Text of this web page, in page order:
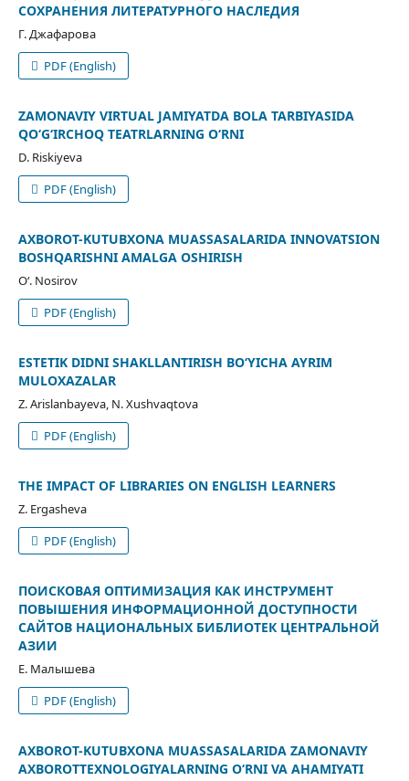
СОХРАНЕНИЯ ЛИТЕРАТУРНОГО НАСЛЕДИЯ
Г. Джафарова
PDF (English)
ZAMONAVIY VIRTUAL JAMIYATDA BOLA TARBIYASIDA
QO‘G‘IRCHOQ TEATRLARNING O‘RNI
D. Riskiyeva
PDF (English)
AXBOROT-KUTUBXONA MUASSASALARIDA INNOVATSION
BOSHQARISHNI AMALGA OSHIRISH
О‘. Nosirov
PDF (English)
ESTETIK DIDNI SHAKLLANTIRISH BО‘YICHA AYRIM
MULOXAZALAR
Z. Arislanbayeva, N. Xushvaqtova
PDF (English)
THE IMPACT OF LIBRARIES ON ENGLISH LEARNERS
Z. Ergasheva
PDF (English)
ПОИСКОВАЯ ОПТИМИЗАЦИЯ КАК ИНСТРУМЕНТ
ПОВЫШЕНИЯ ИНФОРМАЦИОННОЙ ДОСТУПНОСТИ
САЙТОВ НАЦИОНАЛЬНЫХ БИБЛИОТЕК ЦЕНТРАЛЬНОЙ
АЗИИ
Е. Малышева
PDF (English)
AXBOROT-KUTUBXONA MUASSASALARIDA ZAMONAVIY
AXBOROTTEXNOLOGIYALARNING O‘RNI VA AHAMIYATI